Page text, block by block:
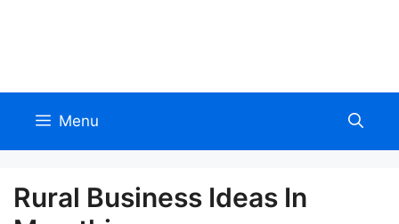
Menu
Rural Business Ideas In